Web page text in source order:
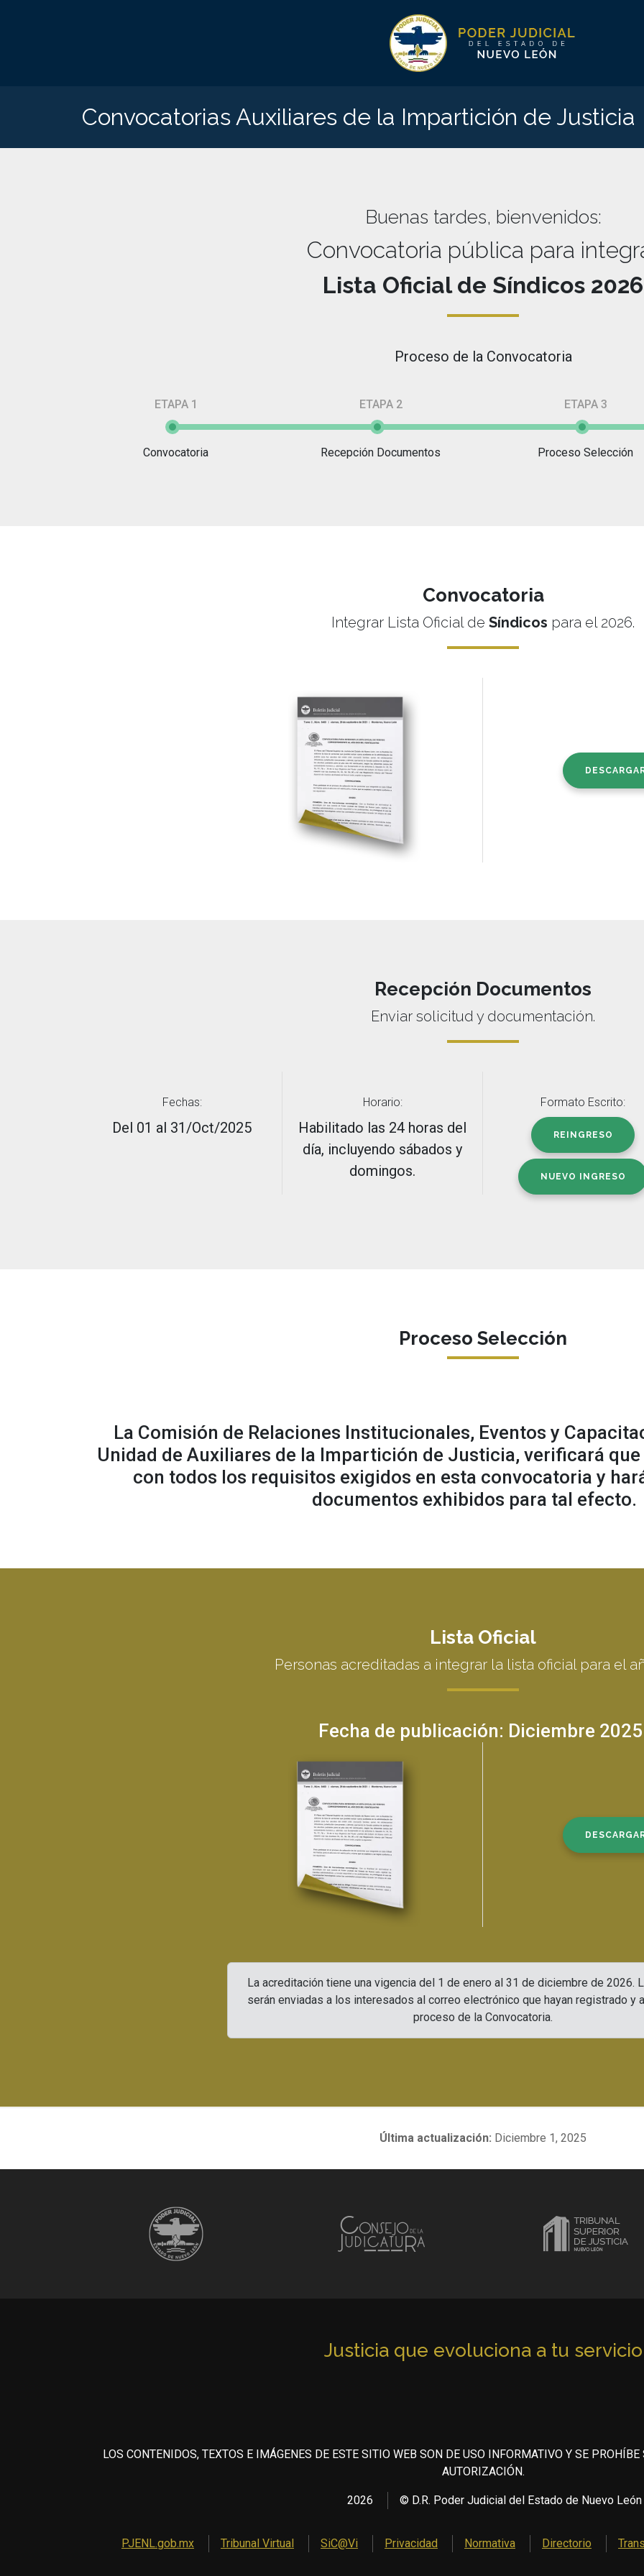
Convocatorias Auxiliares de la Impartición de Justicia
Buenas tardes, bienvenidos:
Convocatoria pública para
Lista Oficial de Síndicos 2026
Proceso de la Convocatoria
ETAPA 1
Convocatoria
ETAPA 2
Recepción Documentos
ETAPA 3
Proceso Selección
Convocatoria
Integrar Lista Oficial de Síndicos para el 2026.
Recepción Documentos
Enviar solicitud y documentación.
Fechas:
Del 01 al 31/Oct/2025
Horario:
Habilitado las 24 horas del
día, incluyendo sábados y
domingos.
Formato Escrito:
REINGRESO
NUEVO INGRESO
Proceso Selección
La Comisión de Relaciones Institucionales, Eventos y
Unidad de Auxiliares de la Impartición de Justicia, verificará
con todos los requisitos exigidos en esta convocatoria y
documentos exhibidos para tal efecto.
Lista Oficial
Personas acreditadas a integrar la lista oficial para el
Fecha de publicación: Diciembre
La acreditación tiene una vigencia del 1 de enero al 31 de diciembre de 2026.
serán enviadas a los interesados al correo electrónico que hayan registrado y
proceso de la Convocatoria.
Última actualización: Diciembre 1, 2025
Justicia que evoluciona a tu servicio
LOS CONTENIDOS, TEXTOS E IMÁGENES DE ESTE SITIO WEB SON DE USO INFORMATIVO Y SE
AUTORIZACIÓN.
2026 © D.R. Poder Judicial del Estado de Nuevo León
PJENL.gob.mx Tribunal Virtual SiC@Vi Privacidad Normativa Directorio